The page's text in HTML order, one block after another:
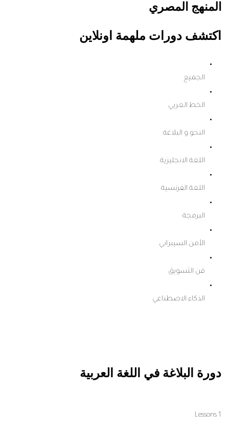
المنهج المصري
اكتشف دورات ملهمة اونلاين
الجميع
الخط العربي
النحو و البلاغة
اللغة الانجليزية
اللغة الفرنسية
البرمجة
الأمن السيبراني
فن التسويق
الذكاء الاصطناعي
دورة البلاغة في اللغة العربية
1 Lessons